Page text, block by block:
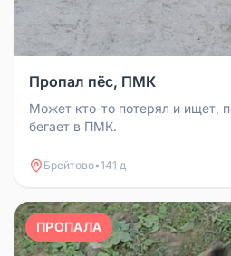
Пропал пёс, ПМК
Может кто-то потерял и ищет,
бегает в ПМК.
Брейтово•141 д
ПРОПАЛА